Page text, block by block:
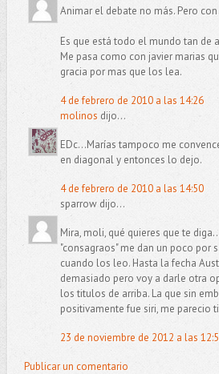
Animar el debate no más. Pero
Es que está todo el mundo tan de
Me pasa como con javier marias
gracia por mas que los lea.
4 de febrero de 2010 a las 14:26
molinos dijo...
EDc...Marías tampoco me
en diagonal y entonces lo dejo.
4 de febrero de 2010 a las 14:50
sparrow dijo...
Mira, moli, qué quieres que te
"consagraos" me dan un poco por
cuando los leo. Hasta la fecha
demasiado pero voy a darle otra
los titulos de arriba. La que sin
positivamente fue siri, me parecio
23 de noviembre de 2012 a las
Publicar un comentario